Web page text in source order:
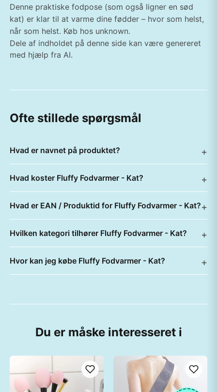
Denne praktiske fodpose (som også ligner en sød
kat) er klar til at varme dine fødder – hvor som helst,
når som helst. Køb hos unknown.
Dele af indholdet på denne side kan være genereret
med hjælp fra AI.
Ofte stillede spørgsmål
Hvad er navnet på produktet?
Hvad koster Fluffy Fodvarmer - Kat?
Hvad er EAN / Produktid for Fluffy Fodvarmer - Kat?
Hvilken kategori tilhører Fluffy Fodvarmer - Kat?
Hvor kan jeg købe Fluffy Fodvarmer - Kat?
Du er måske interesseret i